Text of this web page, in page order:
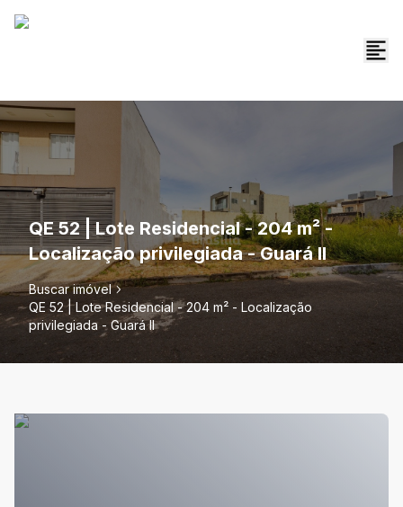
QE 52 | Lote Residencial - 204 m² -
Localização privilegiada - Guará II
Buscar imóvel
QE 52 | Lote Residencial - 204 m² - Localização
privilegiada - Guará II